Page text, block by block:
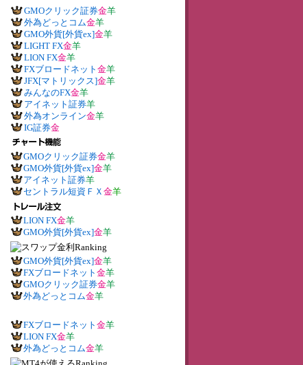
GMOクリック証券金羊
外為どっとコム金羊
GMO外貨[外貨ex]金羊
LIGHT FX金羊
LION FX金羊
FXブロードネット 金羊
JFX[マトリックス]金羊
みんなのFX金羊
アイネット証券羊
外為オンライン金羊
IG証券金
GMOクリック証券金羊
GMO外貨[外貨ex]金羊
アイネット証券羊
セントラル短資ＦＸ 金羊
LION FX金羊
GMO外貨[外貨ex]金羊
GMO外貨[外貨ex]金羊
FXブロードネット 金羊
GMOクリック証券金羊
外為どっとコム金羊
FXブロードネット 金羊
LION FX金羊
外為どっとコム金羊